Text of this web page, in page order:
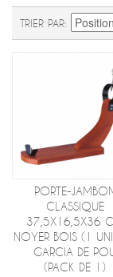
TRIER PAR
PORTE-
CLASSIQUE
37,5X16,5X36
NOYER BOIS (1
GARCIA DE
(PACK DE 1)